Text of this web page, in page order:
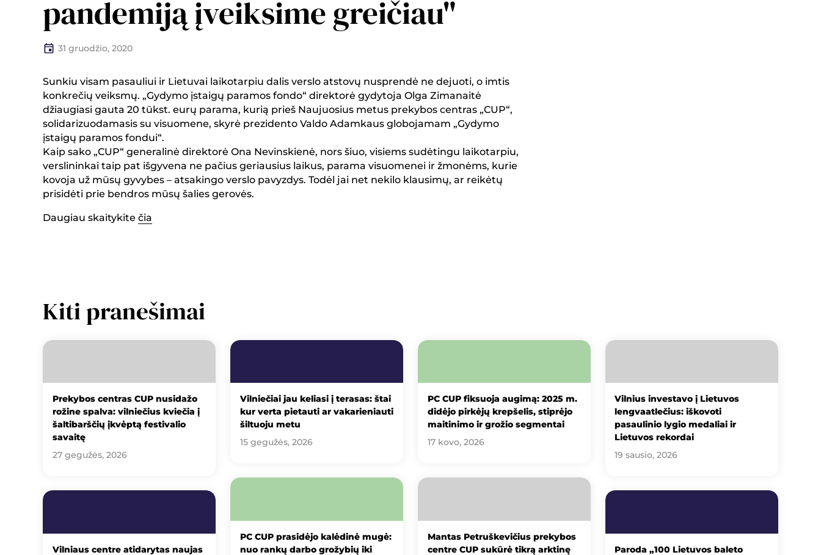
pandemiją įveiksime greičiau"
31 gruodžio, 2020
Sunkiu visam pasauliui ir Lietuvai laikotarpiu dalis verslo atstovų nusprendė ne dejuoti, o imtis
konkrečių veiksmų. „Gydymo įstaigų paramos fondo“ direktorė gydytoja Olga Zimanaitė
džiaugiasi gauta 20 tūkst. eurų parama, kurią prieš Naujuosius metus prekybos centras „CUP“,
solidarizuodamasis su visuomene, skyrė prezidento Valdo Adamkaus globojamam „Gydymo
įstaigų paramos fondui“.
Kaip sako „CUP“ generalinė direktorė Ona Nevinskienė, nors šiuo, visiems sudėtingu laikotarpiu,
verslininkai taip pat išgyvena ne pačius geriausius laikus, parama visuomenei ir žmonėms, kurie
kovoja už mūsų gyvybes – atsakingo verslo pavyzdys. Todėl jai net nekilo klausimų, ar reikėtų
prisidėti prie bendros mūsų šalies gerovės.
Daugiau skaitykite čia
Kiti pranešimai
Prekybos centras CUP nusidažo
rožine spalva: vilniečius kviečia į
šaltibarščių įkvėptą festivalio
savaitę
27 gegužės, 2026
Vilniečiai jau keliasi į terasas: štai
kur verta pietauti ar vakarieniauti
šiltuoju metu
15 gegužės, 2026
PC CUP fiksuoja augimą: 2025 m.
didėjo pirkėjų krepšelis, stiprėjo
maitinimo ir grožio segmentai
17 kovo, 2026
Vilnius investavo į Lietuvos
lengvaatlečius: iškovoti
pasaulinio lygio medaliai ir
Lietuvos rekordai
19 sausio, 2026
Vilniaus centre atidarytas naujas
PC CUP prasidėjo kalėdinė mugė:
nuo rankų darbo grožybių iki
Mantas Petruškevičius prekybos
centre CUP sukūrė tikrą arktinę
Paroda „100 Lietuvos baleto